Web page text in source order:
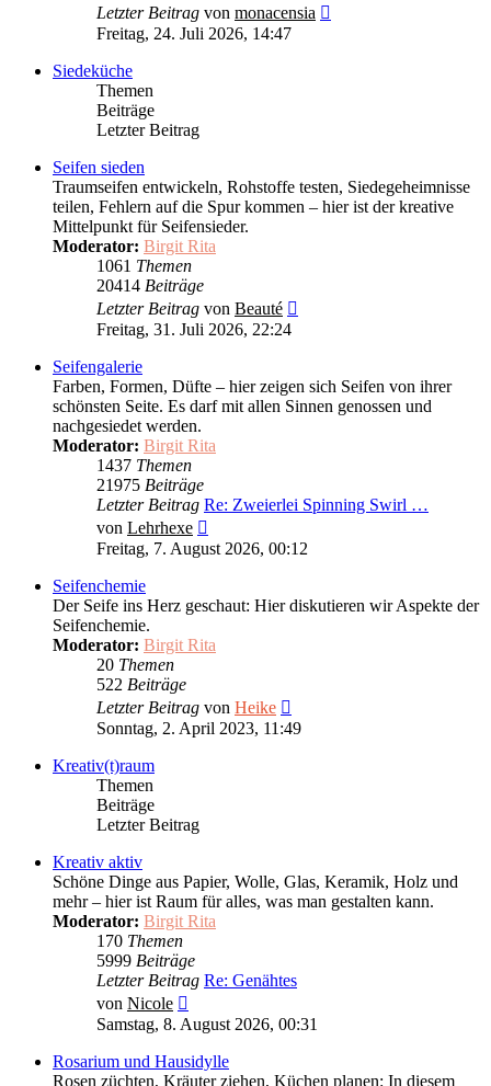
Letzter Beitrag von monacensia
Freitag, 24. Juli 2026, 14:47
Siedeküche
Themen
Beiträge
Letzter Beitrag
Seifen sieden
Traumseifen entwickeln, Rohstoffe testen, Siedegeheimnisse
teilen, Fehlern auf die Spur kommen – hier ist der kreative
Mittelpunkt für Seifensieder.
Moderator: Birgit Rita
1061 Themen
20414 Beiträge
Letzter Beitrag von Beauté
Freitag, 31. Juli 2026, 22:24
Seifengalerie
Farben, Formen, Düfte – hier zeigen sich Seifen von ihrer
schönsten Seite. Es darf mit allen Sinnen genossen und
nachgesiedet werden.
Moderator: Birgit Rita
1437 Themen
21975 Beiträge
Letzter Beitrag Re: Zweierlei Spinning Swirl …
von Lehrhexe
Beitrag
Freitag, 7. August 2026, 00:12
Seifenchemie
Der Seife ins Herz geschaut: Hier diskutieren wir Aspekte der
Seifenchemie.
Moderator: Birgit Rita
20 Themen
522 Beiträge
Letzter Beitrag von Heike
Beitrag
Sonntag, 2. April 2023, 11:49
Kreativ(t)raum
Themen
Beiträge
Letzter Beitrag
Kreativ aktiv
Schöne Dinge aus Papier, Wolle, Glas, Keramik, Holz und
mehr – hier ist Raum für alles, was man gestalten kann.
Moderator: Birgit Rita
170 Themen
5999 Beiträge
Letzter Beitrag Re: Genähtes
von Nicole
Beitrag
Samstag, 8. August 2026, 00:31
Rosarium und Hausidylle
Rosen züchten, Kräuter ziehen, Küchen planen: In diesem